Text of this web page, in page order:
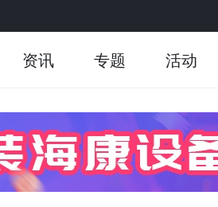
资讯 专题 活动